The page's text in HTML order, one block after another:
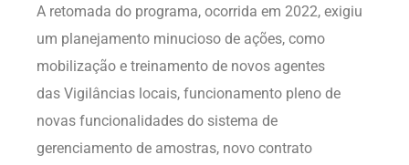
A retomada do programa, ocorrida em 2022, exigiu
um planejamento minucioso de ações, como
mobilização e treinamento de novos agentes
das Vigilâncias locais, funcionamento pleno de
novas funcionalidades do sistema de
gerenciamento de amostras, novo contrato